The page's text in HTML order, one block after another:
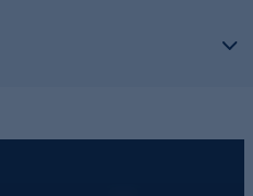
hier bei HSE.de.
Schmuckwaren durchlaufen in
seitens unserer Lieferanten
anderem gehört dazu die Prüfung